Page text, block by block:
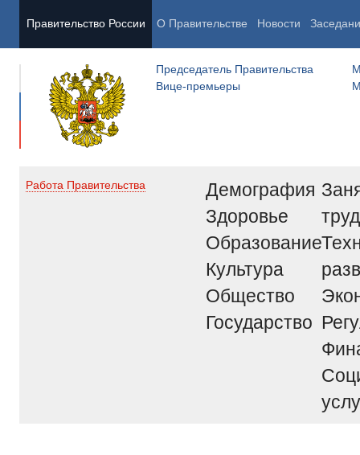
Правительство России О Правительстве Новости
Председатель Правительства
Вице-премьеры
Работа Правительства
Демография
Здоровье
Образование
Культура
Общество
Государство
труд